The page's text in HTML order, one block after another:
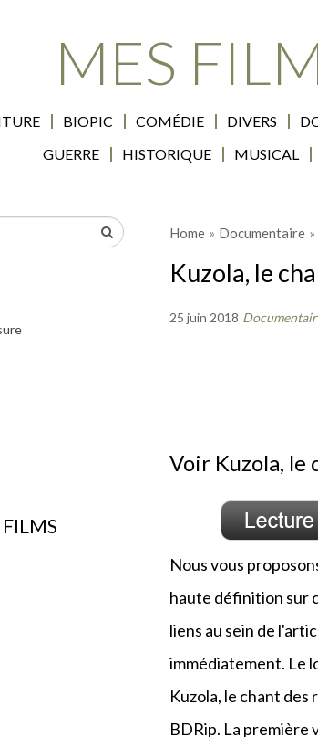
MES
BIOPIC COMÉDIE DIVERS
GUERRE
HISTORIQUE MUSICAL
Home » Documentaire »
Kuzola, le
25 juin 2018
Voir Kuzola, le
Nous vous
haute définition sur
liens au sein de
immédiatement. Le
Kuzola, le chant des
BDRip. La première